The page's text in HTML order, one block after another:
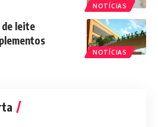
NOTÍCIAS
NOTÍCIAS
leite